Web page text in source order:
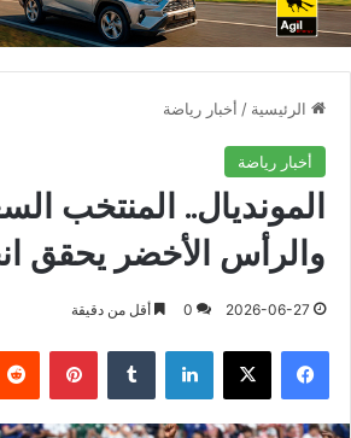
الرئيسية / أخبار رياضة
أخبار رياضة
المونديال.. المنتخب
والرأس الأخضر يحقق
2026-06-27
0 أقل من دقيقة
فيسبوك X لينكدإن